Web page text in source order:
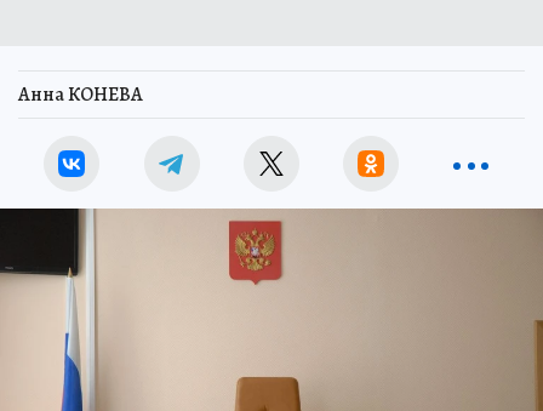
Анна КОНЕВА